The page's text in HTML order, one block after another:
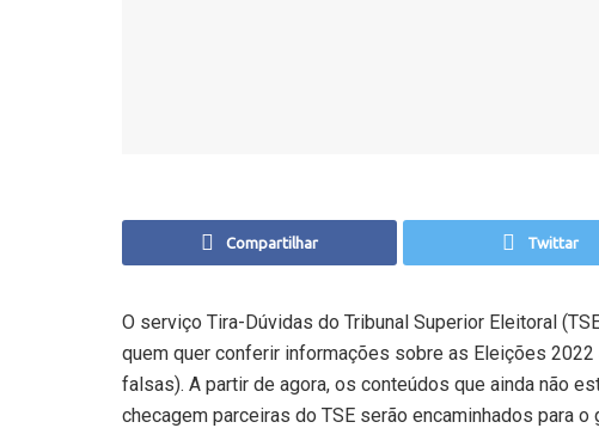
Compartilhar Twittar
O serviço Tira-Dúvidas do Tribunal Superior Eleitoral
quem quer conferir informações sobre as Eleições
falsas). A partir de agora, os conteúdos que ainda não
checagem parceiras do TSE serão encaminhados para